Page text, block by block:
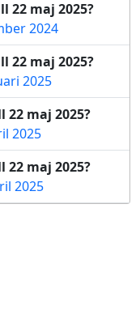
22 maj 2025?
2024
22 maj 2025?
2025
maj 2025?
2025
maj 2025?
2025